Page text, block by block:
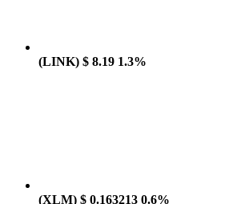
(LINK) $ 8.19 1.3%
(XLM) $ 0.163213 0.6%